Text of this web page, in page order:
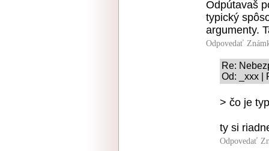
Odpútavaš
typický
argumenty.
Odpovedať
Re:
Od: _xxx |
> čo je
ty si
Odpovedať